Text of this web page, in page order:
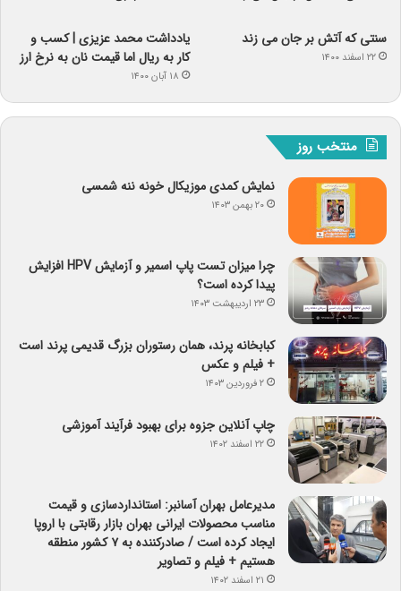
سنتی که آتش بر جان می زند
۲۲ اسفند ۱۴۰۰
یادداشت‌ محمد عزیزی | کسب و
کار به ریال اما قیمت نان به نرخ ارز
۱۸ آبان ۱۴۰۰
منتخب روز
نمایش کمدی موزیکال خونه ننه شمسی
۲۰ بهمن ۱۴۰۳
چرا میزان تست پاپ اسمیر و آزمایش HPV افزایش
پیدا کرده است؟
۲۳ اردیبهشت ۱۴۰۳
کبابخانه پرند، همان رستوران بزرگ قدیمی پرند است
+ فیلم و عکس
۲ فروردین ۱۴۰۳
چاپ آنلاین جزوه برای بهبود فرآیند آموزشی
۲۲ اسفند ۱۴۰۲
مدیرعامل بهران آسانبر: استانداردسازی و قیمت
مناسب محصولات ایرانی بهران بازار رقابتی با اروپا
ایجاد کرده است / صادرکننده به ۷ کشور منطقه
هستیم + فیلم و تصاویر
۲۱ اسفند ۱۴۰۲